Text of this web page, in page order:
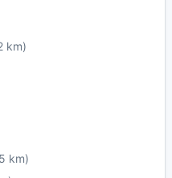
km)
km)